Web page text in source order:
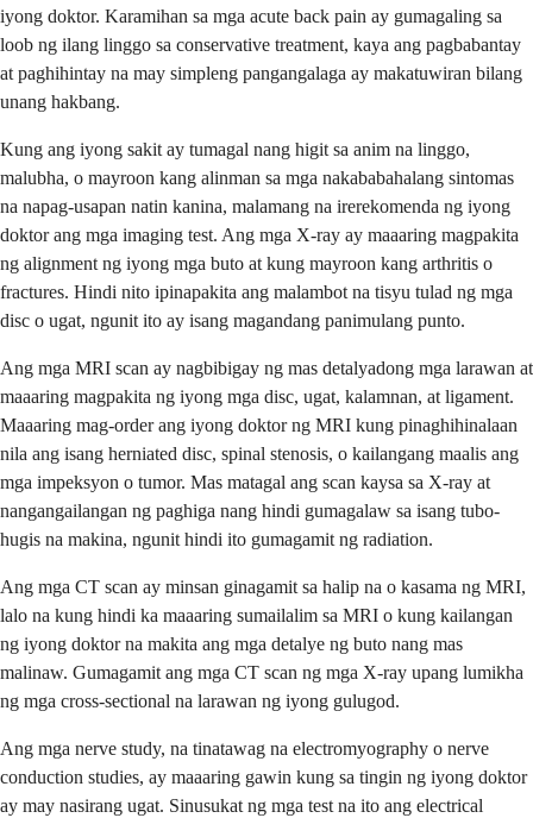
iyong doktor. Karamihan sa mga acute back pain ay gumagaling sa
loob ng ilang linggo sa conservative treatment, kaya ang pagbabantay
at paghihintay na may simpleng pangangalaga ay makatuwiran bilang
unang hakbang.
Kung ang iyong sakit ay tumagal nang higit sa anim na linggo,
malubha, o mayroon kang alinman sa mga nakababahalang sintomas
na napag-usapan natin kanina, malamang na irerekomenda ng iyong
doktor ang mga imaging test. Ang mga X-ray ay maaaring magpakita
ng alignment ng iyong mga buto at kung mayroon kang arthritis o
fractures. Hindi nito ipinapakita ang malambot na tisyu tulad ng mga
disc o ugat, ngunit ito ay isang magandang panimulang punto.
Ang mga MRI scan ay nagbibigay ng mas detalyadong mga larawan at
maaaring magpakita ng iyong mga disc, ugat, kalamnan, at ligament.
Maaaring mag-order ang iyong doktor ng MRI kung pinaghihinalaan
nila ang isang herniated disc, spinal stenosis, o kailangang maalis ang
mga impeksyon o tumor. Mas matagal ang scan kaysa sa X-ray at
nangangailangan ng paghiga nang hindi gumagalaw sa isang tubo-
hugis na makina, ngunit hindi ito gumagamit ng radiation.
Ang mga CT scan ay minsan ginagamit sa halip na o kasama ng MRI,
lalo na kung hindi ka maaaring sumailalim sa MRI o kung kailangan
ng iyong doktor na makita ang mga detalye ng buto nang mas
malinaw. Gumagamit ang mga CT scan ng mga X-ray upang lumikha
ng mga cross-sectional na larawan ng iyong gulugod.
Ang mga nerve study, na tinatawag na electromyography o nerve
conduction studies, ay maaaring gawin kung sa tingin ng iyong doktor
ay may nasirang ugat. Sinusukat ng mga test na ito ang electrical